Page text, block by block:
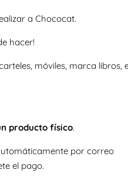
a Chococat.
hacer!
móviles, marca libros,
producto físico.
por correo
el pago.